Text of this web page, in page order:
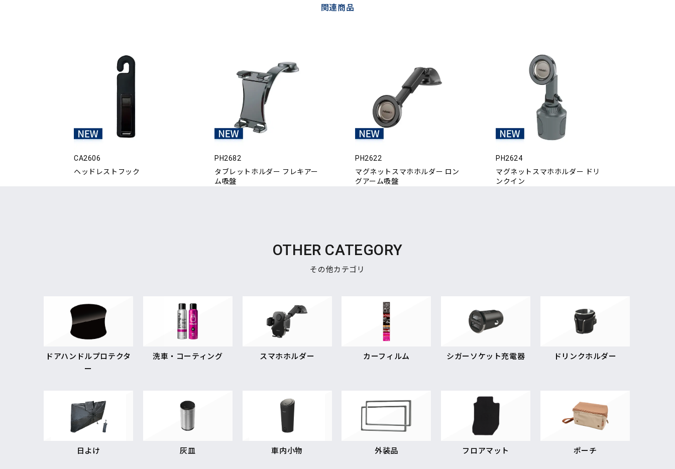
関連商品
CA2606
ヘッドレストフック
PH2682
タブレットホルダー フレキアー
ム吸盤
PH2622
マグネットスマホホルダー ロン
グアーム吸盤
PH2624
マグネットスマホホルダー ドリ
ンクイン
OTHER CATEGORY
その他カテゴリ
ドアハンドルプロテクタ
ー
洗車・コーティング スマホホルダー カーフィルム シガーソケット充電器 ドリンクホルダー
日よけ 灰皿 車内小物 外装品 フロアマット ポーチ